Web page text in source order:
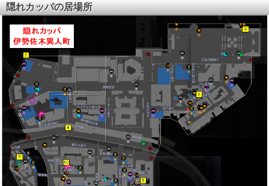
隠れカッパの居場所